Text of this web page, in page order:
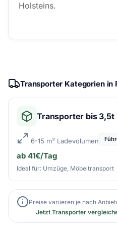
Holsteins.
Transporter Kategorien in
Transporter bis 3,5t
6-15 m³ Ladevolumen
ab 41€/Tag
Ideal für: Umzüge, Möbeltransport
Preise variieren je nach
Jetzt Transporter